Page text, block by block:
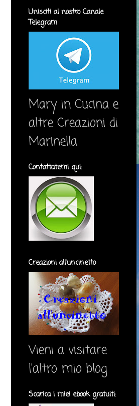
Unisciti al nostro Canale
Telegram
Mary in Cucina e
altre Creazioni di
Marinella
Contattatemi qui:
Creazioni all'uncinetto
Vieni a visitare
l'altro mio blog
Scarica i miei ebook gratuiti: